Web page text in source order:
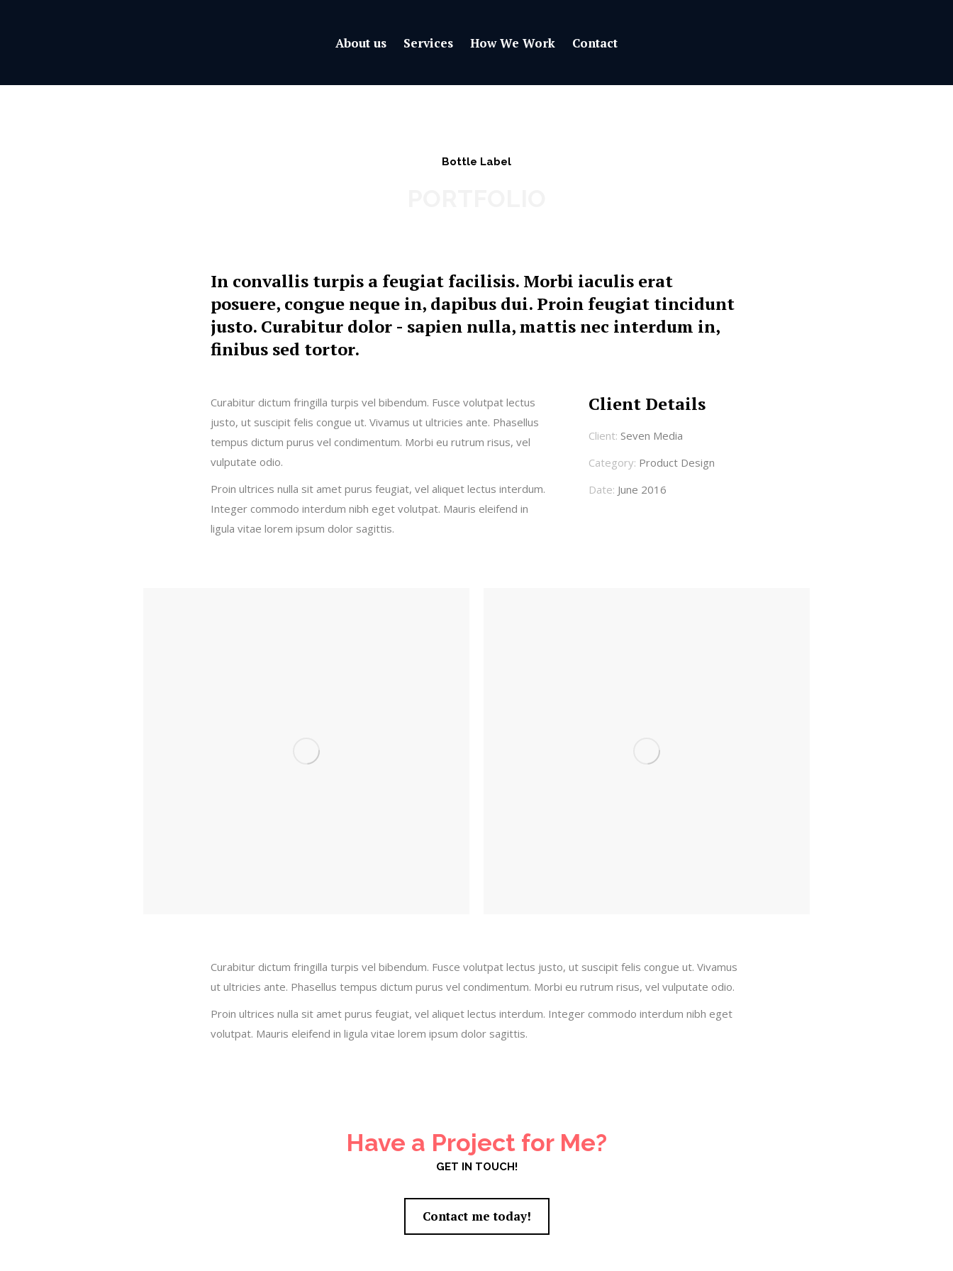
About us Services How We Work Contact
Bottle Label
In convallis turpis a feugiat facilisis. Morbi iaculis erat
posuere, congue neque in, dapibus dui. Proin feugiat tincidunt
justo. Curabitur dolor - sapien nulla, mattis nec interdum in,
finibus sed tortor.
Curabitur dictum fringilla turpis vel bibendum. Fusce volutpat lectus
justo, ut suscipit felis congue ut. Vivamus ut ultricies ante. Phasellus
tempus dictum purus vel condimentum. Morbi eu rutrum risus, vel
vulputate odio.
Proin ultrices nulla sit amet purus feugiat, vel aliquet lectus interdum.
Integer commodo interdum nibh eget volutpat. Mauris eleifend in
ligula vitae lorem ipsum dolor sagittis.
Client Details
Client: Seven Media
Category: Product Design
Date: June 2016
Curabitur dictum fringilla turpis vel bibendum. Fusce volutpat lectus justo, ut suscipit felis congue ut. Vivamus
ut ultricies ante. Phasellus tempus dictum purus vel condimentum. Morbi eu rutrum risus, vel vulputate odio.
Proin ultrices nulla sit amet purus feugiat, vel aliquet lectus interdum. Integer commodo interdum nibh eget
volutpat. Mauris eleifend in ligula vitae lorem ipsum dolor sagittis.
Have a Project for Me?
GET IN TOUCH!
Contact me today!